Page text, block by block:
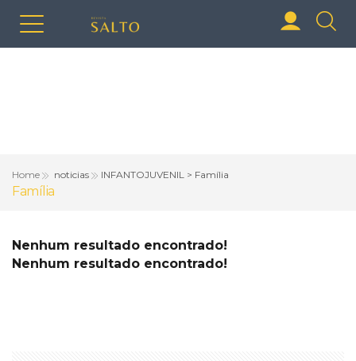
Home noticias INFANTOJUVENIL > Família
Família
Nenhum resultado encontrado!
Nenhum resultado encontrado!